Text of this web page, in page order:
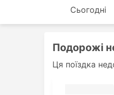
Сьогодні
Подорожі
Ця поїздка